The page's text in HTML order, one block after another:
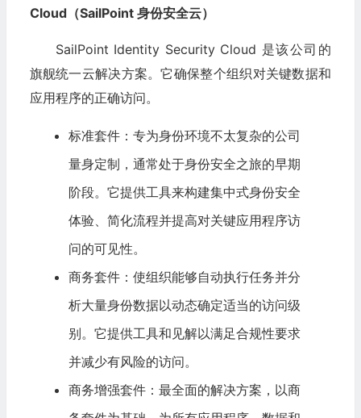
Cloud（SailPoint 身份安全云）
SailPoint Identity Security Cloud 是该公司的
旗舰统一云解决方案。它确保整个组织对关键数据和
应用程序的正确访问。
标准套件：专为身份环境不太复杂的公司
量身定制，通常处于身份安全之旅的早期
阶段。它提供工具来构建集中式身份安全
体验、简化流程并提高对关键应用程序访
问的可见性。
商务套件：使组织能够自动执行任务并分
析大量身份数据以动态确定适当的访问级
别。它提供工具和见解以满足合规性要求
并减少有风险的访问。
商务增强套件：最全面的解决方案，以商